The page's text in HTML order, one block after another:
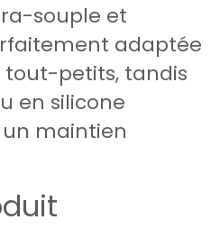
souple et
adaptée
petits, tandis
en silicone
maintien